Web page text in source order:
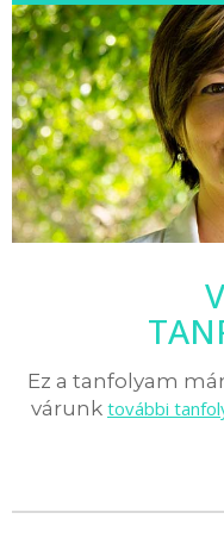
Ez a tanfolyam
várunk további